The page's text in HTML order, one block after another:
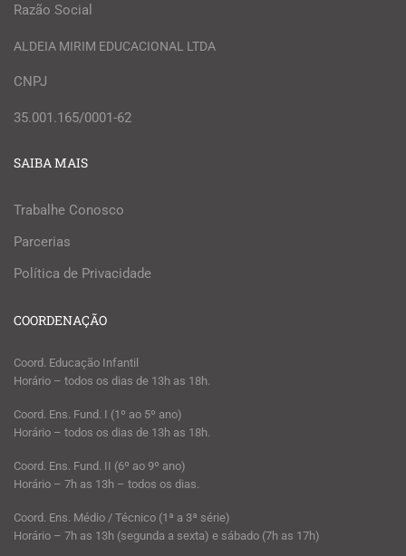
Razão Social
ALDEIA MIRIM EDUCACIONAL LTDA
CNPJ
35.001.165/0001-62
SAIBA MAIS
Trabalhe Conosco
Parcerias
Política de Privacidade
COORDENAÇÃO
Coord. Educação Infantil
Horário – todos os dias de 13h as 18h.
Coord. Ens. Fund. I (1º ao 5º ano)
Horário – todos os dias de 13h as 18h.
Coord. Ens. Fund. II (6º ao 9º ano)
Horário – 7h as 13h – todos os dias.
Coord. Ens. Médio / Técnico (1ª a 3ª série)
Horário – 7h as 13h (segunda a sexta) e sábado (7h as 17h)